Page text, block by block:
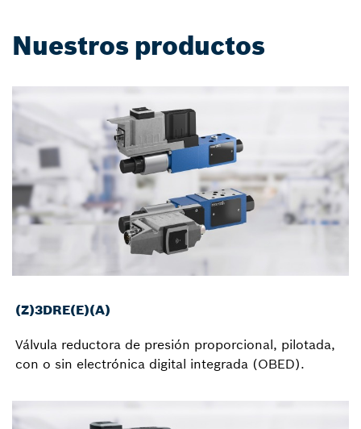
Nuestros productos
(Z)3DRE(E)(A)
Válvula reductora de presión proporcional, pilotada,
con o sin electrónica digital integrada (OBED).